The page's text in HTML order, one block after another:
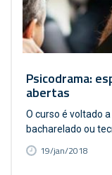
Psicodrama:
abertas
O curso é voltado
bacharelado ou
19/jan/2018